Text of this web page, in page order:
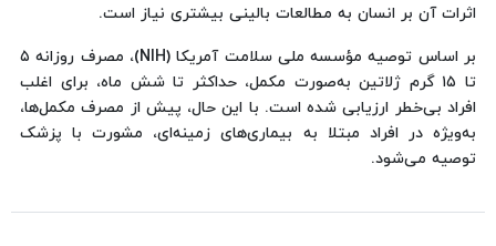
اثرات آن بر انسان به مطالعات بالینی بیشتری نیاز است.
بر اساس توصیه مؤسسه ملی سلامت آمریکا (NIH)، مصرف روزانه ۵
تا ۱۵ گرم ژلاتین به‌صورت مکمل، حداکثر تا شش ماه، برای اغلب
افراد بی‌خطر ارزیابی شده است. با این حال، پیش از مصرف مکمل‌ها،
به‌ویژه در افراد مبتلا به بیماری‌های زمینه‌ای، مشورت با پزشک
توصیه می‌شود.